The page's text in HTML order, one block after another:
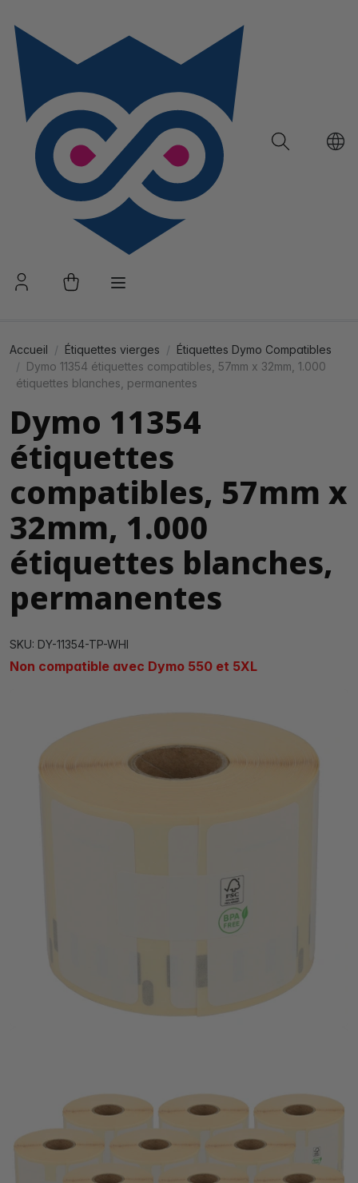
Accueil Étiquettes vierges
Étiquettes Dymo Compatibles
Dymo 11354 étiquettes compatibles, 57mm x 32mm, 1.000
étiquettes blanches, permanentes
Dymo 11354
étiquettes
compatibles, 57mm x
32mm, 1.000
étiquettes blanches,
permanentes
SKU: DY-11354-TP-WHI
Non compatible avec Dymo 550 et 5XL